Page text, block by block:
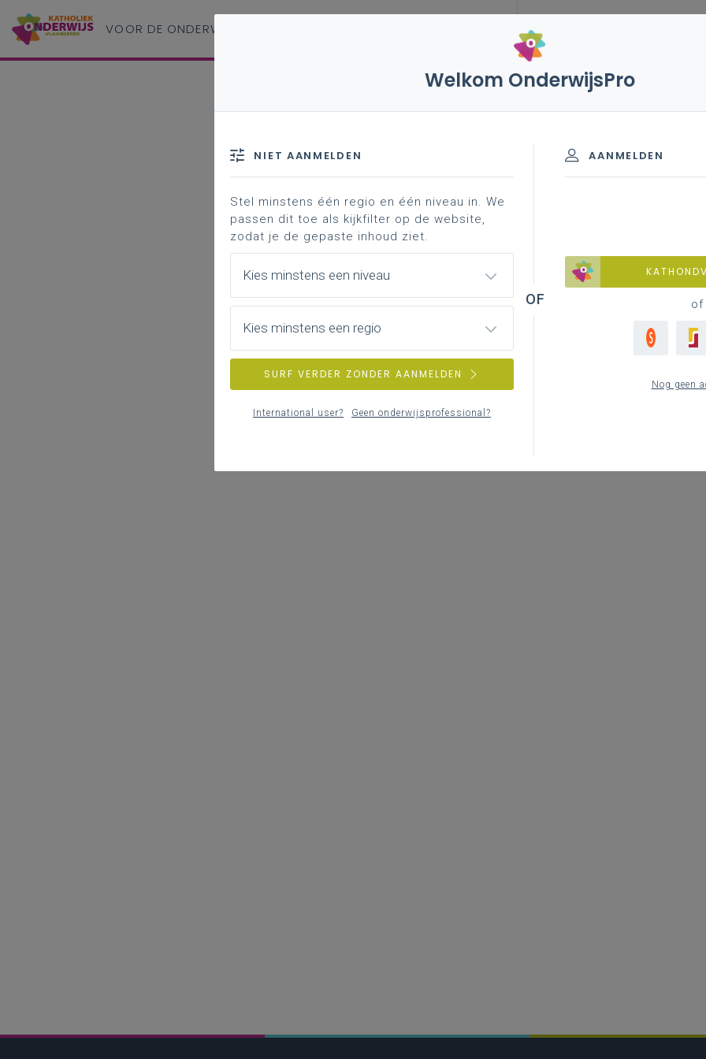
VOOR DE ONDERWIJS
Welkom OnderwijsPro
AANMELDEN
of
Nog geen
NIET AANMELDEN
Stel minstens één regio en één niveau in. We
passen dit toe als kijkfilter op de website,
zodat je de gepaste inhoud ziet.
Kies minstens een niveau
Kies minstens een regio
SURF VERDER ZONDER AANMELDEN
International user? Geen onderwijsprofessional?